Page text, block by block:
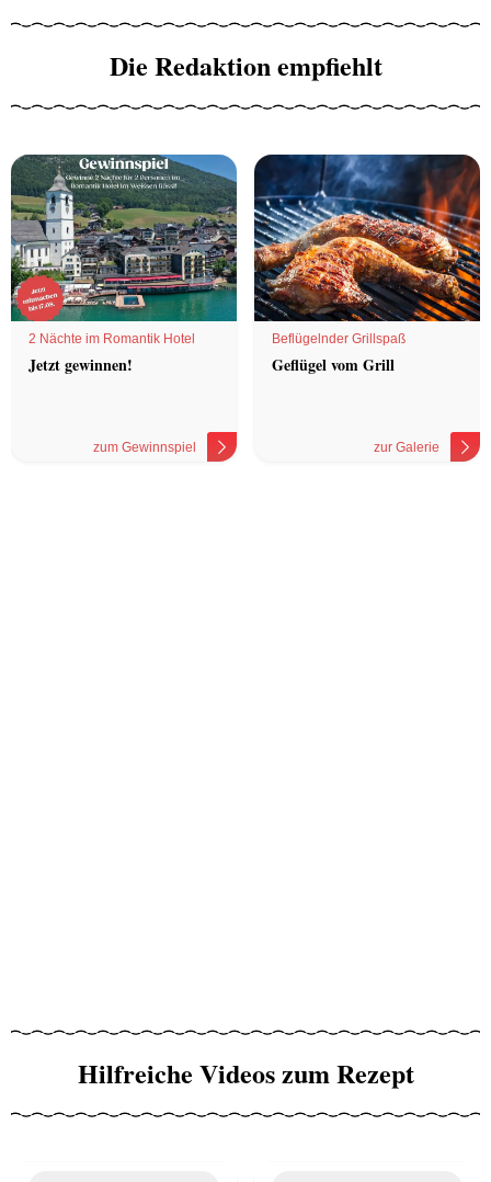
Die Redaktion empfiehlt
2 Nächte im Romantik Hotel
Jetzt gewinnen!
zum Gewinnspiel
Beflügelnder Grillspaß
Geflügel vom Grill
zur Galerie
Hilfreiche Videos zum Rezept